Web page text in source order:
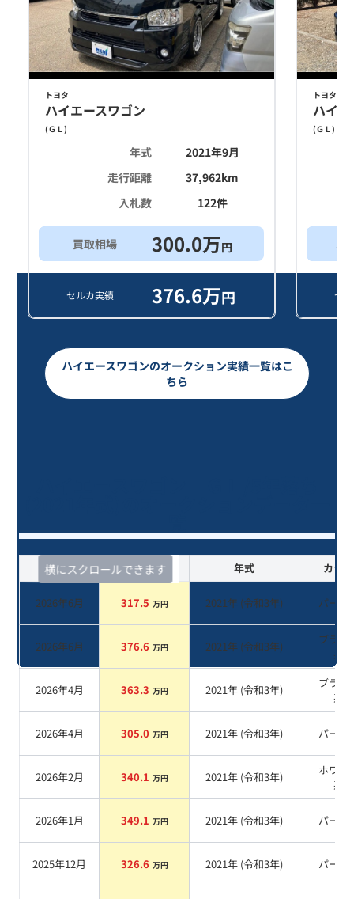
トヨタ
ハイエースワゴン
(ＧＬ)
年式
2021年9月
走行距離
37,962km
入札数
122件
買取相場 300.0万円
セルカ実績 376.6万円
トヨタ
ハイ
(ＧＬ)
ス
セ
ハイエースワゴンのオークション実績一覧はこ
ちら
横にスクロールできます
査定時期 セルカ実績 年式 カラー
2026年6月 317.5 万円 2021年 (令和3年) パール
2026年6月 376.6 万円 2021年 (令和3年)
ブラッ
系
2026年4月 363.3 万円 2021年 (令和3年)
ブラッ
系
2026年4月 305.0 万円 2021年 (令和3年) パール
2026年2月 340.1 万円 2021年 (令和3年)
ホワイ
系
2026年1月 349.1 万円 2021年 (令和3年) パール
2025年12月 326.6 万円 2021年 (令和3年) パール